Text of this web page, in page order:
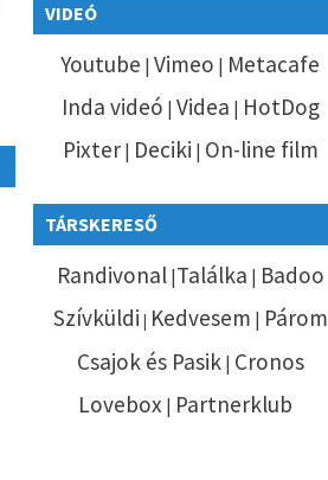
VIDEÓ
Youtube | Vimeo | Metacafe
Inda videó | Videa | HotDog
Pixter| Deciki | On-line film
TÁRSKERESŐ
Randivonal|Találka | Badoo
Szívküldi | Kedvesem | Párom
Csajok és Pasik| Cronos
Lovebox | Partnerklub